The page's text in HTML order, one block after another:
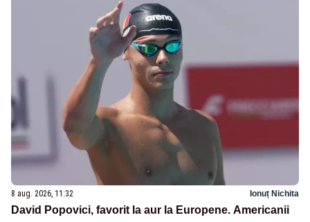
8 aug. 2026, 11:32 Ionuț Nichita
David Popovici, favorit la aur la Europene. Americanii